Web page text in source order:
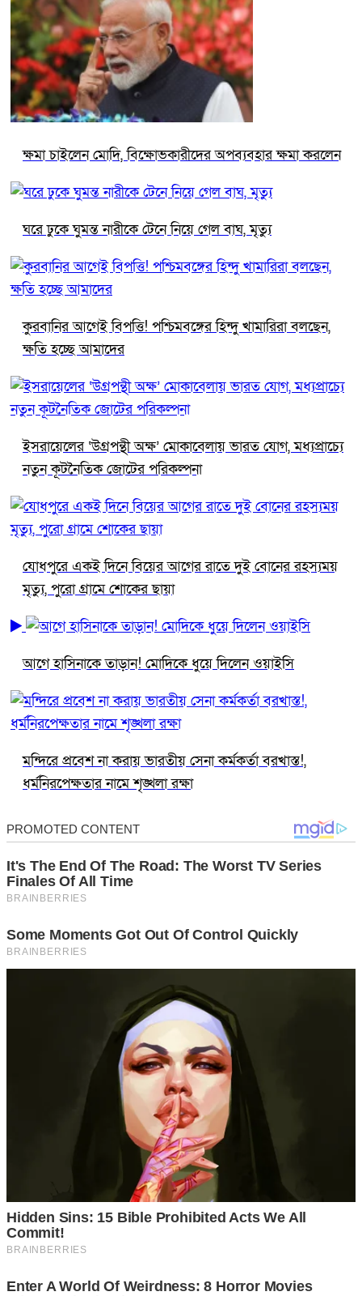
ক্ষমা চাইলেন মোদি, বিক্ষোভকারীদের অপব্যবহার ক্ষমা করলেন
ঘরে ঢুকে ঘুমন্ত নারীকে টেনে নিয়ে গেল বাঘ, মৃত্যু
কুরবানির আগেই বিপত্তি! পশ্চিমবঙ্গের হিন্দু খামারিরা বলছেন,
ক্ষতি হচ্ছে আমাদের
ইসরায়েলের ‘উগ্রপন্থী অক্ষ’ মোকাবেলায় ভারত যোগ, মধ্যপ্রাচ্যে
নতুন কূটনৈতিক জোটের পরিকল্পনা
যোধপুরে একই দিনে বিয়ের আগের রাতে দুই বোনের রহস্যময়
মৃত্যু, পুরো গ্রামে শোকের ছায়া
আগে হাসিনাকে তাড়ান! মোদিকে ধুয়ে দিলেন ওয়াইসি
মন্দিরে প্রবেশ না করায় ভারতীয় সেনা কর্মকর্তা বরখাস্ত!,
ধর্মনিরপেক্ষতার নামে শৃঙ্খলা রক্ষা